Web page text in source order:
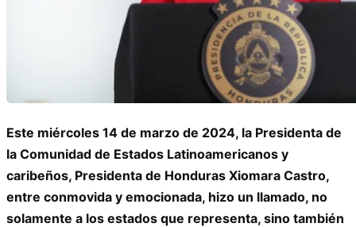
Este miércoles 14 de marzo de 2024, la Presidenta de
la Comunidad de Estados Latinoamericanos y
caribeños, Presidenta de Honduras Xiomara Castro,
entre conmovida y emocionada, hizo un llamado, no
solamente a los estados que representa, sino también